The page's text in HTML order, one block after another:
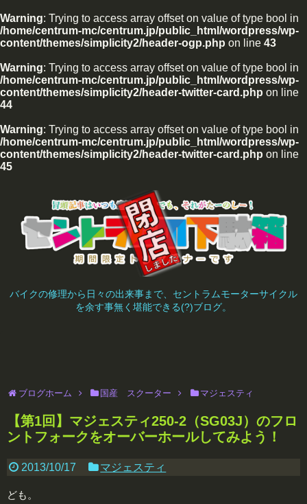
Warning: Trying to access array offset on value of type bool in
/home/centrum-mc/centrum.jp/public_html/wordpress/wp-
content/themes/simplicity2/header-ogp.php on line 43
Warning: Trying to access array offset on value of type bool in
/home/centrum-mc/centrum.jp/public_html/wordpress/wp-
content/themes/simplicity2/header-twitter-card.php on line
44
Warning: Trying to access array offset on value of type bool in
/home/centrum-mc/centrum.jp/public_html/wordpress/wp-
content/themes/simplicity2/header-twitter-card.php on line
45
バイクの修理から日々の出来事まで、セントラムモーターサイクル
を余す事無く堪能できる(?)ブログ。
ブログホーム 国産 スクーター マジェスティ
【第1回】マジェスティ250-2（SG03J）のフロ
ントフォークをオーバーホールしてみよう！
2013/10/17 マジェスティ
ども。